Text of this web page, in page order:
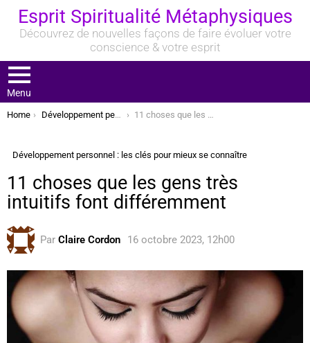
Esprit Spiritualité Métaphysiques
Découvrez de nouvelles façons de faire évoluer votre
conscience & votre esprit
Menu
You are here:
Home Développement personnel : les clés pour mieux se connaître 11 choses que les gens très intuitifs font différemment
Développement personnel : les clés pour mieux se connaître
11 choses que les gens très
intuitifs font différemment
Par Claire Cordon 16 octobre 2023, 12h00